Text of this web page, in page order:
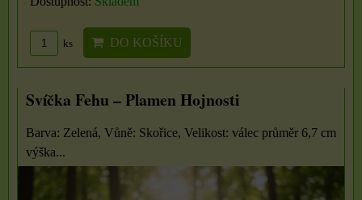
ks DO KOŠÍKU
Svíčka Fehu – Plamen Hojnosti
Barva: Zelená, Vůně: Skořice, Velikost: válec průměr 6,7 cm
výška...